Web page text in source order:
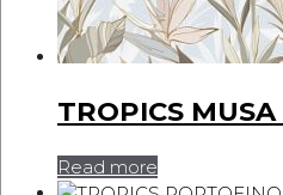
TROPICS
Read more